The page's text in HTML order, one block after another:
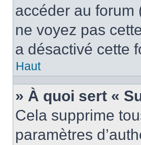
accéder au forum
ne voyez pas
a désactivé cette
Haut
» À quoi sert «
Cela supprime
paramètres